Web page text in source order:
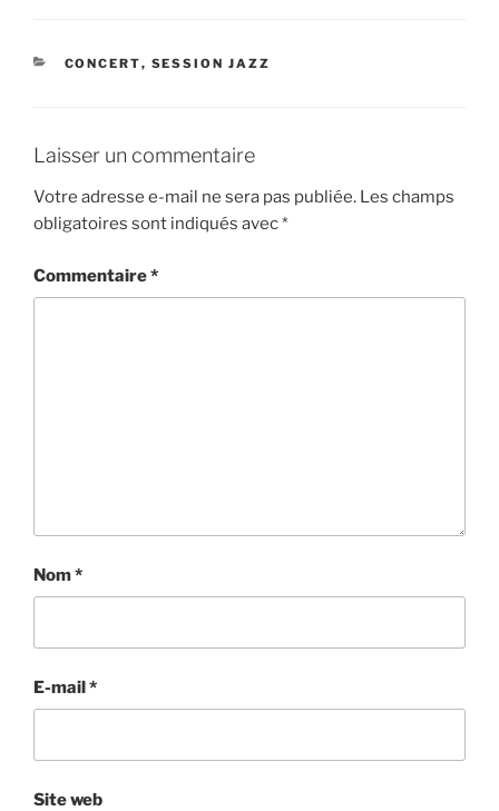
CATÉGORIES
CONCERT, SESSION JAZZ
Laisser un commentaire
Votre adresse e-mail ne sera pas publiée. Les champs
obligatoires sont indiqués avec*
Commentaire*
Nom*
E-mail*
Site web